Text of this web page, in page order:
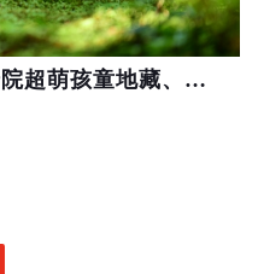
到京都避暑追新綠！三千院超萌孩童地藏、特色庭園漫步